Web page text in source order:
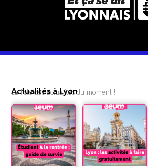
Actualités à Lyon
La liste des actualités du moment !